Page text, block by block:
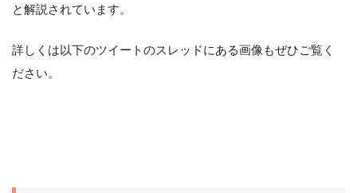
と解説されています。
詳しくは以下のツイートのスレッドにある画像もぜひご覧く
ださい。